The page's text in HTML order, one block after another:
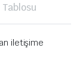
iletişime